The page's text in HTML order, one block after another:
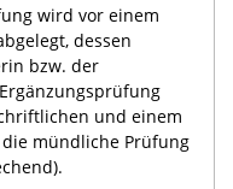
wird vor einem
dessen
bzw. der
und einem
mündliche Prüfung